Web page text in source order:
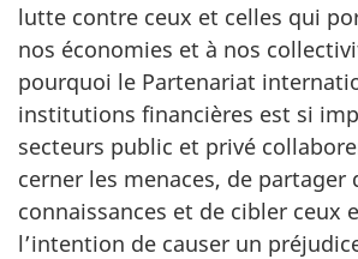
lutte contre ceux et celles qui
nos économies et à nos
pourquoi le Partenariat
institutions financières est si
secteurs public et privé
cerner les menaces, de partager
connaissances et de cibler ceux
l’intention de causer un